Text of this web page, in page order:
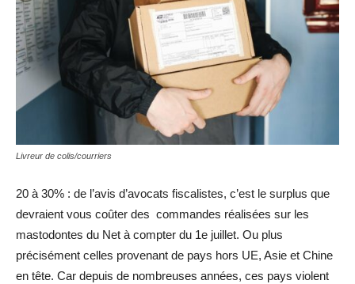
Livreur de colis/courriers
20 à 30% : de l’avis d’avocats fiscalistes, c’est le surplus que
devraient vous coûter des commandes réalisées sur les
mastodontes du Net à compter du 1e juillet. Ou plus
précisément celles provenant de pays hors UE, Asie et Chine
en tête. Car depuis de nombreuses années, ces pays violent